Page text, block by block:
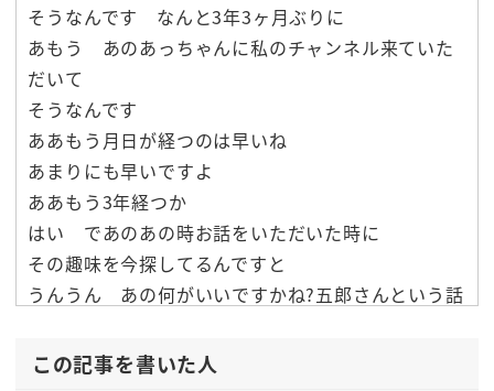
そうなんです なんと3年3ヶ月ぶりに
あもう あのあっちゃんに私のチャンネル来ていた
だいて
そうなんです
ああもう月日が経つのは早いね
あまりにも早いですよ
ああもう3年経つか
はい であのあの時お話をいただいた時に
その趣味を今探してるんですと
うんうん あの何がいいですかね?五郎さんという話
お茶やればっておっしゃっていただいたんですよね
この記事を書いた人